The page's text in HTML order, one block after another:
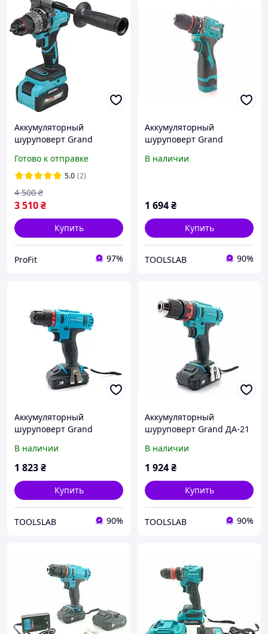
Аккумуляторный
шуруповерт Grand
Готово к отправке
5.0 (2)
3 510₴
4 500 ₴
Купить
ProFit 97%
Аккумуляторный
шуруповерт Grand
В наличии
1 694₴
Купить
TOOLSLAB 90%
Аккумуляторный
шуруповерт Grand
В наличии
1 823₴
Купить
TOOLSLAB 90%
Аккумуляторный
шуруповерт Grand ДА-21
В наличии
1 924₴
Купить
TOOLSLAB 90%